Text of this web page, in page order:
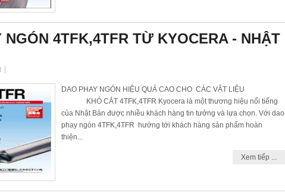
NGÓN 4TFK,4TFR TỪ KYOCERA - NHẬT
DAO PHAY NGÓN HIỆU QUẢ CAO CHO CÁC VẬT LIỆU
KHÓ CẮT 4TFK,4TFR Kyocera là một thương hiệu nổi tiếng
của Nhật Bản được nhiều khách hàng tin tưởng và lựa chọn. Với dao
phay ngón 4TFK,4TFR hướng tới khách hàng sản phẩm hoàn
thiện...
Xem tiếp ...